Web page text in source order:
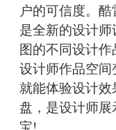
户的可信度。酷
是全新的设计
图的不同设计
设计师作品空
就能体验设计
盘，是设计师
宝!